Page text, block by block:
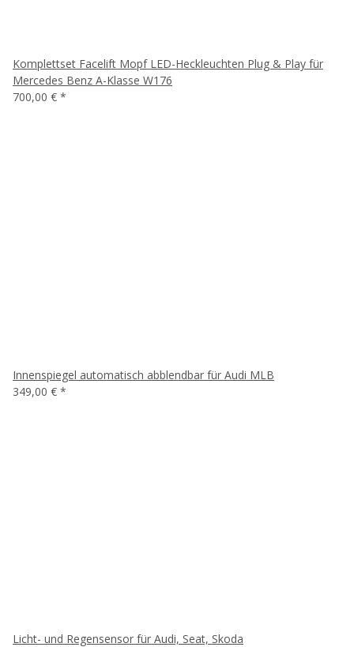
Komplettset Facelift Mopf LED-Heckleuchten Plug & Play für
Mercedes Benz A-Klasse W176
700,00 € *
Innenspiegel automatisch abblendbar für Audi MLB
349,00 € *
Licht- und Regensensor für Audi, Seat, Skoda